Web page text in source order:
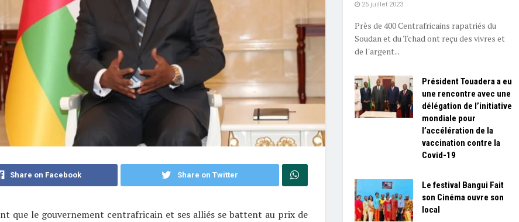
Share on Facebook Share on Twitter
que le gouvernement centrafricain et ses alliés se battent au prix de
25 juillet 2023
Près de 400 Centrafricains rapatriés du
Soudan et du Tchad ont reçu des vivres et
de l'argent...
Président Touadera a eu
une rencontre avec une
délégation de l’initiative
mondiale pour
l’accélération de la
vaccination contre la
Covid-19
Le festival Bangui Fait
son Cinéma ouvre son
local